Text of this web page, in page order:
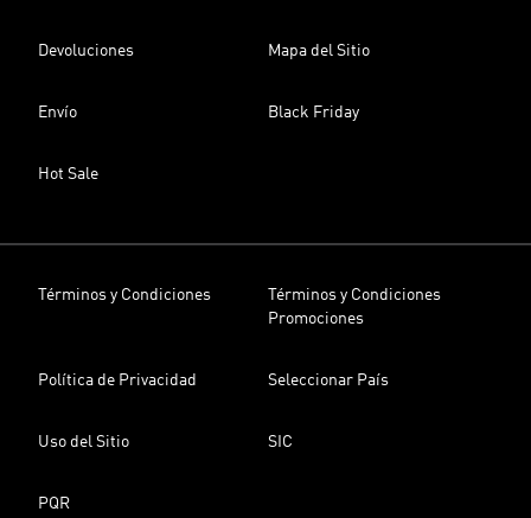
Devoluciones Mapa del Sitio
Envío Black Friday
Hot Sale
Términos y Condiciones
Términos y Condiciones
Promociones
Política de Privacidad Seleccionar País
Uso del Sitio SIC
PQR